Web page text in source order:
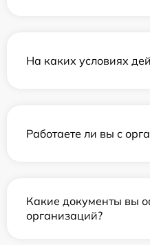
На каких условиях
Работаете ли вы с
Какие документы вы
организаций?